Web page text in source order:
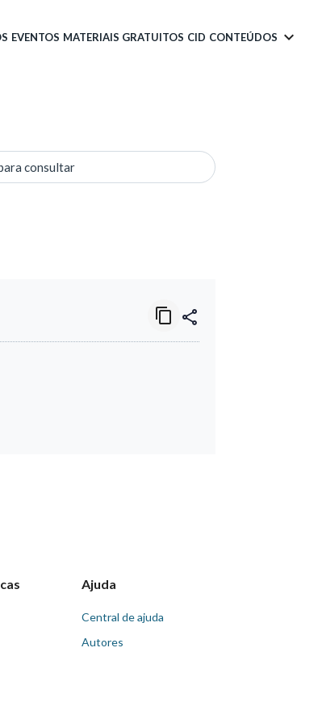
EVENTOS MATERIAIS GRATUITOS CID CONTEÚDOS
consultar
Ajuda
Central de ajuda
Autores